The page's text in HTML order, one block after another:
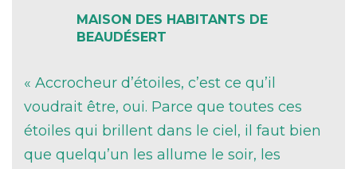
MAISON DES HABITANTS DE
BEAUDÉSERT
« Accrocheur d’étoiles, c’est ce qu’il
voudrait être, oui. Parce que toutes ces
étoiles qui brillent dans le ciel, il faut bien
que quelqu’un les allume le soir, les